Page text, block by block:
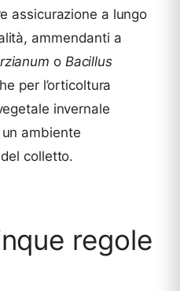
assicurazione a lungo
ammendanti a
o Bacillus
per l’orticoltura
invernale
ambiente
colletto.
regole